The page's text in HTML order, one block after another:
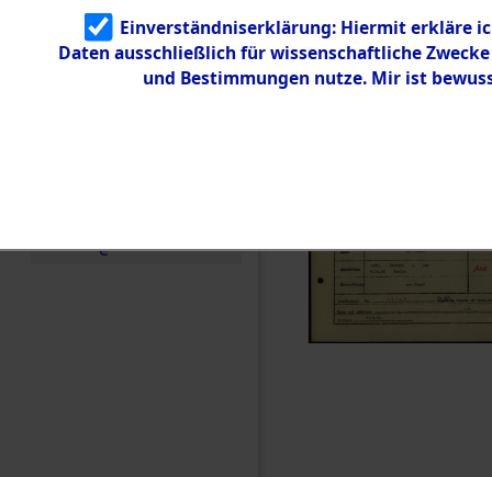
Identifizierun
g
5.3.3
Todesmärsch
e
0032
Einverständniserklärung: Hiermit erkläre
Daten ausschließlich für wissenschaftliche
und Bestimmungen nutze. Mir ist